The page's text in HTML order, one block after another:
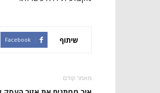
שיתוף Facebook
מאמר קודם